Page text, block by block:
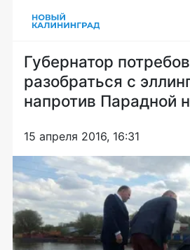
Губернатор
разобраться с
напротив Парадной
15 апреля 2016, 16:31